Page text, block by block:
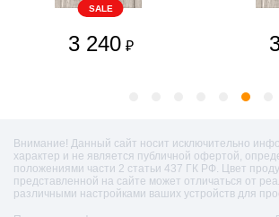
SALE
3 240 ₽
Внимание! Данный сайт носит исключительно
характер и не является публичной офертой,
положениями части 2 статьи 437 ГК РФ. Цвет
представленной на сайте может отличаться от
различными настройками ваших устройств для